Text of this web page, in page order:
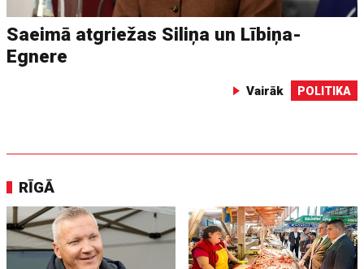
Saeimā atgriežas Siliņa un Lībiņa-
Egnere
Vairāk POLITIKA
RĪGĀ